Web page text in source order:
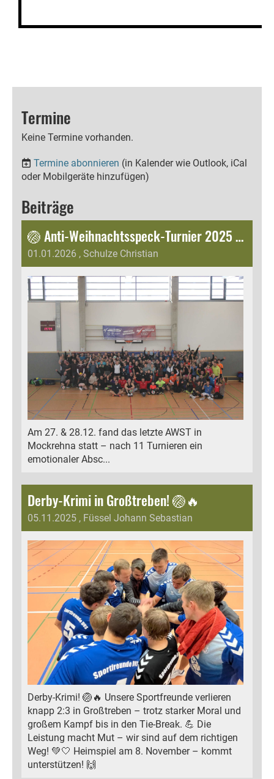
Termine
Keine Termine vorhanden.
Termine abonnieren (in Kalender wie Outlook, iCal
oder Mobilgeräte hinzufügen)
Beiträge
🏐 Anti-Weihnachtsspeck-Turnier 2025 – Danke Mockrehna! ❤️
01.01.2026 , Schulze Christian
Am 27. & 28.12. fand das letzte AWST in
Mockrehna statt – nach 11 Turnieren ein
emotionaler Absc...
Derby-Krimi in Großtreben! 🏐🔥
05.11.2025 , Füssel Johann Sebastian
Derby-Krimi! 🏐🔥 Unsere Sportfreunde verlieren
knapp 2:3 in Großtreben – trotz starker Moral und
großem Kampf bis in den Tie-Break. 💪 Die
Leistung macht Mut – wir sind auf dem richtigen
Weg! 💚🤍 Heimspiel am 8. November – kommt
unterstützen! 🙌